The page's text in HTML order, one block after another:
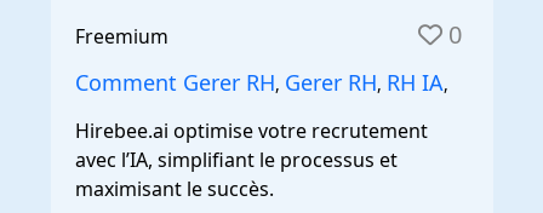
Freemium 0
Comment Gerer RH, Gerer RH, RH IA,
Hirebee.ai optimise votre recrutement
avec l’IA, simplifiant le processus et
maximisant le succès.